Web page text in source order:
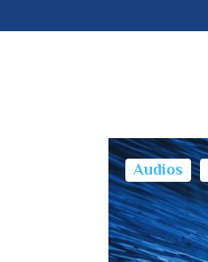
Audios